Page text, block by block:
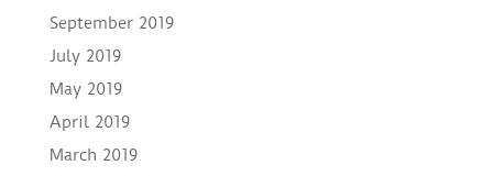
September 2019
July 2019
May 2019
April 2019
March 2019